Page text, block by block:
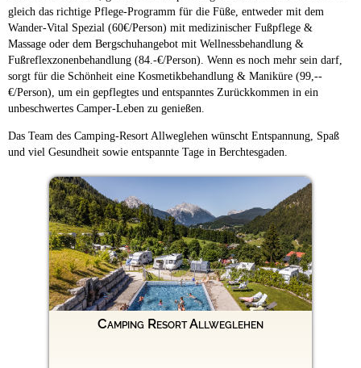
gleich das richtige Pflege-Programm für die Füße, entweder mit dem
Wander-Vital Spezial (60€/Person) mit medizinischer Fußpflege &
Massage oder dem Bergschuhangebot mit Wellnessbehandlung &
Fußreflexzonenbehandlung (84.-€/Person). Wenn es noch mehr sein darf,
sorgt für die Schönheit eine Kosmetikbehandlung & Maniküre (99,--
€/Person), um ein gepflegtes und entspanntes Zurückkommen in ein
unbeschwertes Camper-Leben zu genießen.
Das Team des Camping-Resort Allweglehen wünscht Entspannung, Spaß
und viel Gesundheit sowie entspannte Tage in Berchtesgaden.
Camping Resort Allweglehen